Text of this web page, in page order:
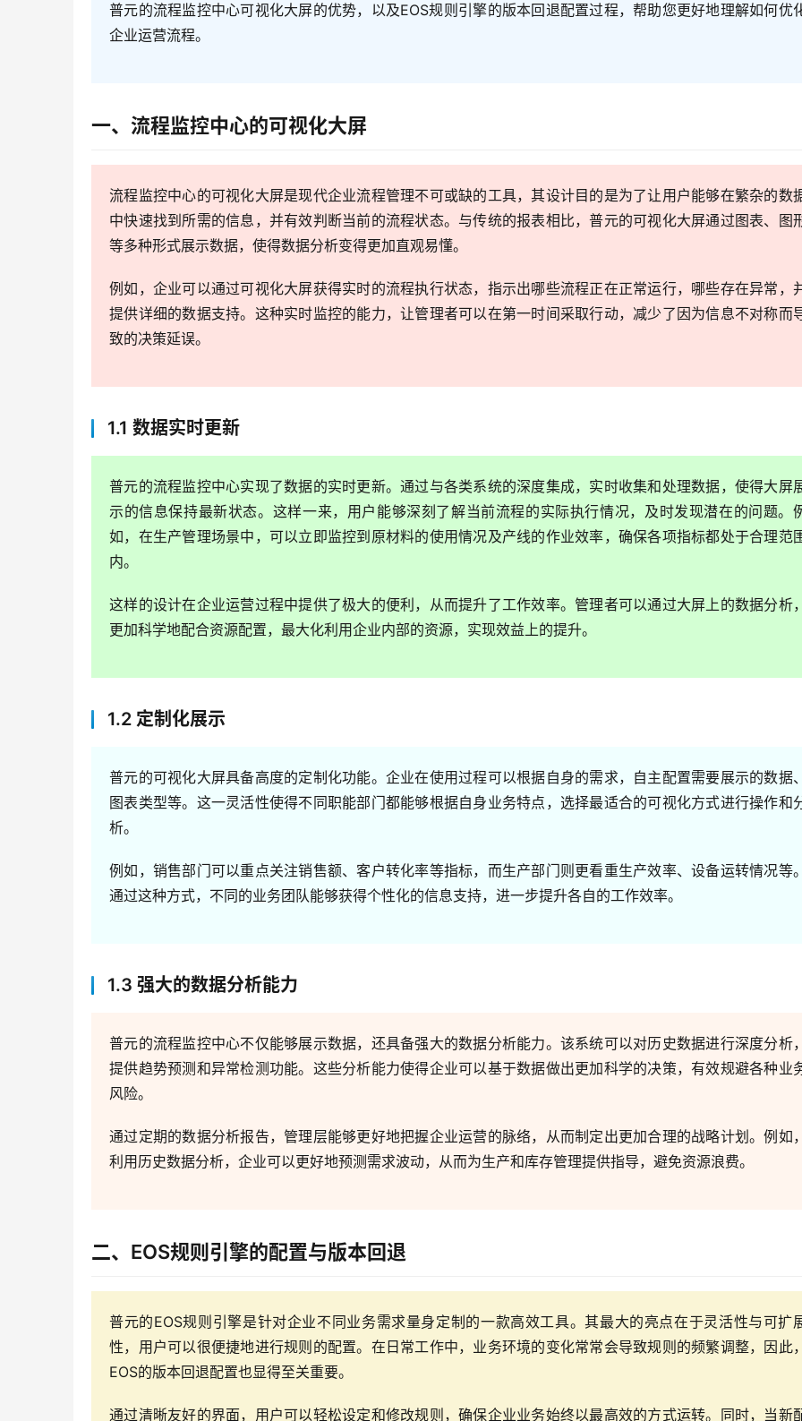
普元的流程监控中心可视化大屏的优势，以及EOS规则引擎的版本回退配置过程，帮助您更好地理解如何优
企业运营流程。
一、流程监控中心的可视化大屏
流程监控中心的可视化大屏是现代企业流程管理不可或缺的工具，其设计目的是为了让用户能够在繁杂的数
中快速找到所需的信息，并有效判断当前的流程状态。与传统的报表相比，普元的可视化大屏通过图表、图
等多种形式展示数据，使得数据分析变得更加直观易懂。
例如，企业可以通过可视化大屏获得实时的流程执行状态，指示出哪些流程正在正常运行，哪些存在异常，
提供详细的数据支持。这种实时监控的能力，让管理者可以在第一时间采取行动，减少了因为信息不对称而
致的决策延误。
1.1 数据实时更新
普元的流程监控中心实现了数据的实时更新。通过与各类系统的深度集成，实时收集和处理数据，使得大屏
示的信息保持最新状态。这样一来，用户能够深刻了解当前流程的实际执行情况，及时发现潜在的问题。
如，在生产管理场景中，可以立即监控到原材料的使用情况及产线的作业效率，确保各项指标都处于合理范
内。
这样的设计在企业运营过程中提供了极大的便利，从而提升了工作效率。管理者可以通过大屏上的数据分析，
更加科学地配合资源配置，最大化利用企业内部的资源，实现效益上的提升。
1.2 定制化展示
普元的可视化大屏具备高度的定制化功能。企业在使用过程可以根据自身的需求，自主配置需要展示的数据、
图表类型等。这一灵活性使得不同职能部门都能够根据自身业务特点，选择最适合的可视化方式进行操作和
析。
例如，销售部门可以重点关注销售额、客户转化率等指标，而生产部门则更看重生产效率、设备运转情况等。
通过这种方式，不同的业务团队能够获得个性化的信息支持，进一步提升各自的工作效率。
1.3 强大的数据分析能力
普元的流程监控中心不仅能够展示数据，还具备强大的数据分析能力。该系统可以对历史数据进行深度分析，
提供趋势预测和异常检测功能。这些分析能力使得企业可以基于数据做出更加科学的决策，有效规避各种业
风险。
通过定期的数据分析报告，管理层能够更好地把握企业运营的脉络，从而制定出更加合理的战略计划。例如，
利用历史数据分析，企业可以更好地预测需求波动，从而为生产和库存管理提供指导，避免资源浪费。
二、EOS规则引擎的配置与版本回退
普元的EOS规则引擎是针对企业不同业务需求量身定制的一款高效工具。其最大的亮点在于灵活性与可扩
性，用户可以很便捷地进行规则的配置。在日常工作中，业务环境的变化常常会导致规则的频繁调整，因此，
EOS的版本回退配置也显得至关重要。
通过清晰友好的界面，用户可以轻松设定和修改规则，确保企业业务始终以最高效的方式运转。同时，当新